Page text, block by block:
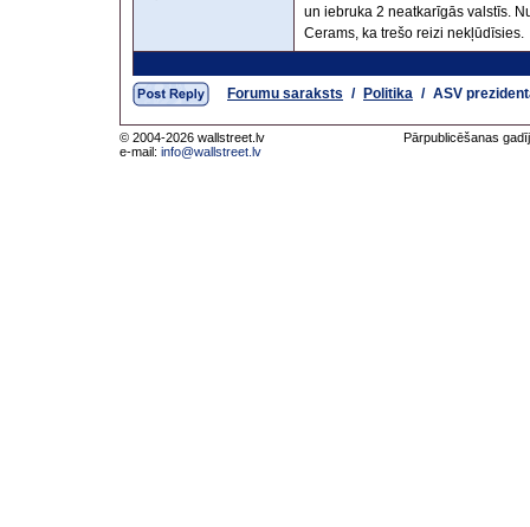
un iebruka 2 neatkarīgās valstīs.
Cerams, ka trešo reizi nekļūdīsies.
Forumu saraksts / Politika / ASV
© 2004-2026 wallstreet.lv
e-mail: info@wallstreet.lv
Pārpublicēšanas